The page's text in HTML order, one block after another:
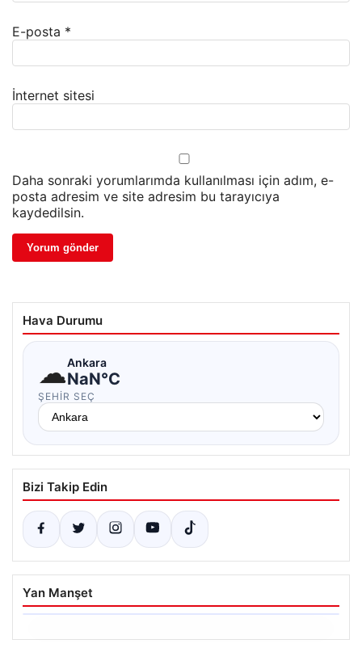
E-posta *
İnternet sitesi
Daha sonraki yorumlarımda kullanılması için adım, e-
posta adresim ve site adresim bu tarayıcıya
kaydedilsin.
Hava Durumu
☁Ankara
NaN°C
ŞEHIR SEÇ
Bizi Takip Edin
Yan Manşet